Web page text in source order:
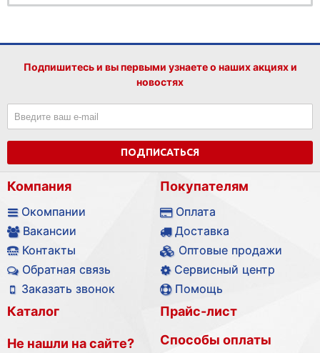
Подпишитесь и вы первыми узнаете о наших акциях и
новостях
ПОДПИСАТЬСЯ
Компания
Окомпании
Вакансии
Контакты
Обратная связь
Заказать звонок
Покупателям
Оплата
Доставка
Оптовые продажи
Сервисный центр
Помощь
Каталог
Не нашли на сайте?
Прайс-лист
Способы оплаты